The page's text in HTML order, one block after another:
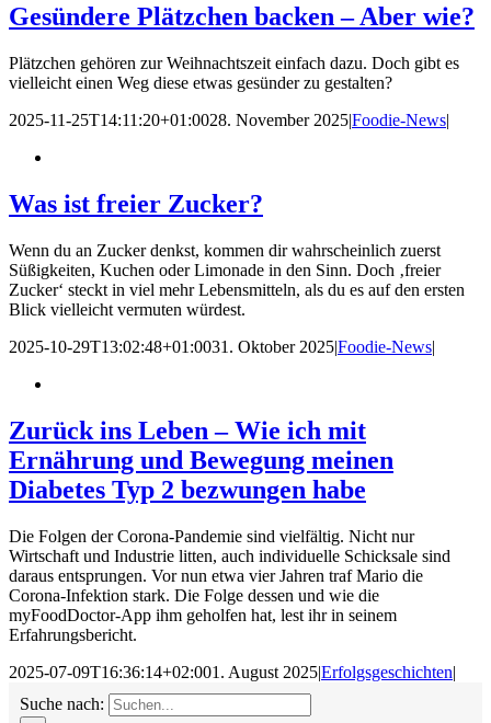
Gesündere Plätzchen backen – Aber wie?
Plätzchen gehören zur Weihnachtszeit einfach dazu. Doch gibt es
vielleicht einen Weg diese etwas gesünder zu gestalten?
2025-11-25T14:11:20+01:0028. November 2025|Foodie-News|
Was ist freier Zucker?
Wenn du an Zucker denkst, kommen dir wahrscheinlich zuerst
Süßigkeiten, Kuchen oder Limonade in den Sinn. Doch ‚freier
Zucker‘ steckt in viel mehr Lebensmitteln, als du es auf den ersten
Blick vielleicht vermuten würdest.
2025-10-29T13:02:48+01:0031. Oktober 2025|Foodie-News|
Zurück ins Leben – Wie ich mit
Ernährung und Bewegung meinen
Diabetes Typ 2 bezwungen habe
Die Folgen der Corona-Pandemie sind vielfältig. Nicht nur
Wirtschaft und Industrie litten, auch individuelle Schicksale sind
daraus entsprungen. Vor nun etwa vier Jahren traf Mario die
Corona-Infektion stark. Die Folge dessen und wie die
myFoodDoctor-App ihm geholfen hat, lest ihr in seinem
Erfahrungsbericht.
2025-07-09T16:36:14+02:001. August 2025|Erfolgsgeschichten|
Suche nach: